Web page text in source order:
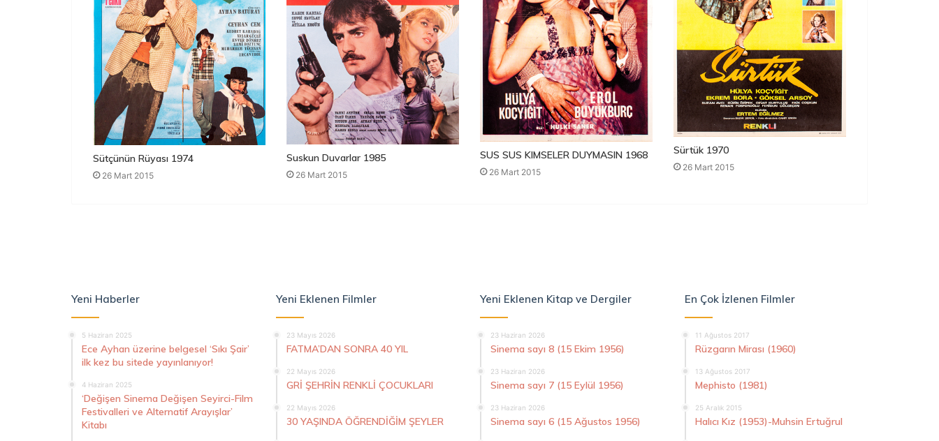
Sütçünün Rüyası 1974
26 Mart 2015
Suskun Duvarlar 1985
26 Mart 2015
SUS SUS KIMSELER DUYMASIN 1968
26 Mart 2015
Sürtük 1970
26 Mart 2015
Yeni Haberler
5 Haziran 2025
Ece Ayhan üzerine belgesel ‘Sıkı Şair’
ilk kez bu sitede yayınlanıyor!
4 Haziran 2025
‘Değişen Sinema Değişen Seyirci-Film
Festivalleri ve Alternatif Arayışlar’
Kitabı
Yeni Eklenen Filmler
23 Mayıs 2026
FATMA’DAN SONRA 40 YIL
22 Mayıs 2026
GRİ ŞEHRİN RENKLİ ÇOCUKLARI
22 Mayıs 2026
30 YAŞINDA ÖĞRENDİĞİM ŞEYLER
Yeni Eklenen Kitap ve Dergiler
23 Haziran 2026
Sinema sayı 8 (15 Ekim 1956)
23 Haziran 2026
Sinema sayı 7 (15 Eylül 1956)
23 Haziran 2026
Sinema sayı 6 (15 Ağustos 1956)
En Çok İzlenen Filmler
11 Ağustos 2017
Rüzgarın Mirası (1960)
13 Ağustos 2017
Mephisto (1981)
25 Aralık 2015
Halıcı Kız (1953)-Muhsin Ertuğrul